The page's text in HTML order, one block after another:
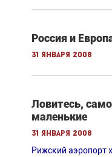
Россия и
31 января 2008
Ловитесь,
маленькие
31 января 2008
Рижский аэропорт